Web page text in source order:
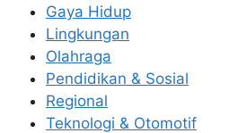
Gaya Hidup
Lingkungan
Olahraga
Pendidikan & Sosial
Regional
Teknologi & Otomotif